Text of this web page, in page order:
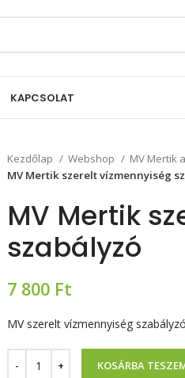
KAPCSOLAT
Kezdőlap Webshop
MV Mertik
MV Mertik szerelt vízmennyiség
MV Mertik
szabályzó
7 800 Ft
MV szerelt vízmennyiség
KOSÁRBA